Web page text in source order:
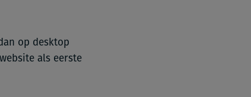
op desktop
als eerste